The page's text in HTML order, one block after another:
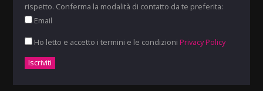
rispetto. Conferma la modalità di contatto da te preferita:
Email
Ho letto e accetto i termini e le condizioni Privacy Policy